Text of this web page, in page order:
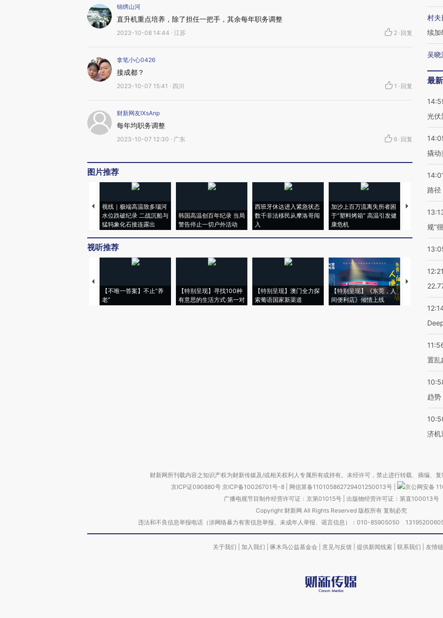
锦绣山河
直升机重点培养，除了担任一把手，其余每年职务调整
2023-10-08 14:44 · 江苏 2 · 回复
拿笔小心0426
接成都？
2023-10-07 15:41 · 四川 1 · 回复
财新网友lXsAnp
每年均职务调整
2023-10-07 12:30 · 广东 6 · 回复
图片推荐
视线｜极端高温致多瑙河
水位跌破纪录 二战沉船与
猛犸象化石接连露出
韩国高温创百年纪录 当局
警告停止一切户外活动
西班牙休达进入紧急状态
数千非法移民从摩洛哥闯
入
加沙上百万流离失所者困
于“塑料烤箱” 高温引发健
康危机
马航飞行员跨
粒摇头丸 尿
视听推荐
【不唯一答案】不止“养
老”
【特别呈现】寻找100种
有意思的生活方式·第一对
【特别呈现】澳门全力探
索葡语国家新渠道
【特别呈现】《东莞，人
间便利店》倾情上线
【推广】走进
会，让数智
村夫
续加
吴晓
最
光伏
撬动
路径
规”
12:21
置乱
趋势
济机
财新网所刊载内容之知识产权为财新传媒及/或相关权利人专属所有或持有。未经许可，禁止进行转载、摘编、复
京ICP证090880号 京ICP备10026701号-8 网信算备110105862729401250013号
京公网安备
广播电视节目制作经营许可证：京第01015号| 出版物经营许可证：第直100013号
Copyright 财新网 All Rights Reserved 版权所有 复制必究
违法和不良信息举报电话（涉网络暴力有害信息举报、未成年人举报、谣言信息）：010-85905050
关于我们 加入我们 啄木鸟公益基金会 意见与反馈 提供新闻线索 联系我们 友情